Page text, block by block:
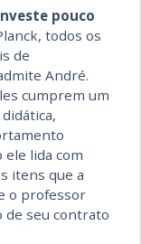
pouco
todos os
de
André.
cumprem um
lida com
itens que a
o professor
de seu contrato